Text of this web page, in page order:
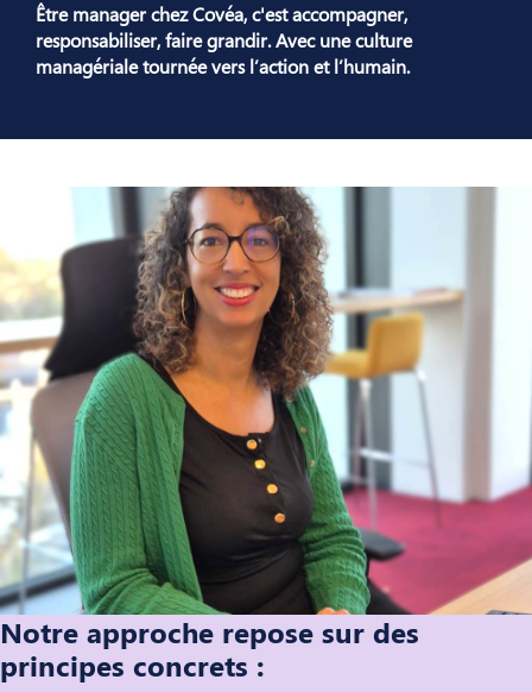
Être manager chez Covéa, c'est accompagner,
responsabiliser, faire grandir. Avec une culture
managériale tournée vers l’action et l’humain.
Notre approche repose sur des
principes concrets :